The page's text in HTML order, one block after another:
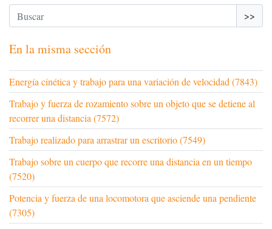
>>
En la misma sección
Energía cinética y trabajo para una variación de velocidad (7843)
Trabajo y fuerza de rozamiento sobre un objeto que se detiene al
recorrer una distancia (7572)
Trabajo realizado para arrastrar un escritorio (7549)
Trabajo sobre un cuerpo que recorre una distancia en un tiempo
(7520)
Potencia y fuerza de una locomotora que asciende una pendiente
(7305)